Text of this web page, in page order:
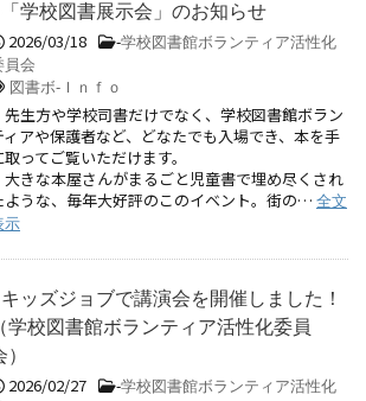
学校図書展示会」のお知らせ
2026/03/18 -学校図書館ボランティア活性化
員会
図書ボ-Ｉｎｆｏ
先生方や学校司書だけでなく、学校図書館ボラン
ィアや保護者など、どなたでも入場でき、本を手
取ってご覧いただけます。
大きな本屋さんがまるごと児童書で埋め尽くされ
ような、毎年大好評のこのイベント。街の… 全文
示
ッズジョブで講演会を開催しました！
（学校図書館ボランティア活性化委員
）
2026/02/27 -学校図書館ボランティア活性化